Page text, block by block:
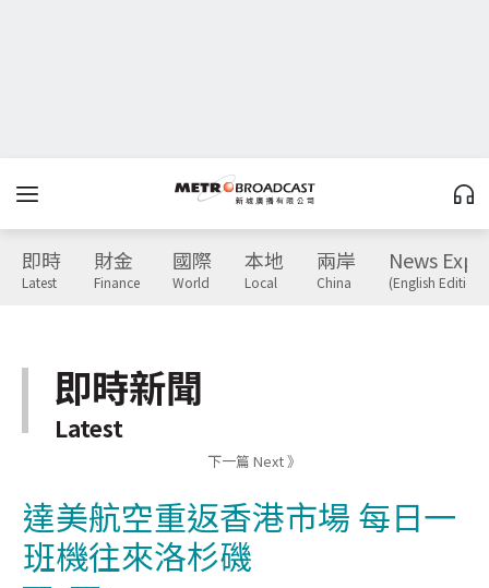
即時
Latest
財金
Finance
國際
World
本地
Local
兩岸
China
News
(English Edition)
即時新聞
Latest
下一篇 Next 》
達美航空重返香港市場 每日一
班機往來洛杉磯